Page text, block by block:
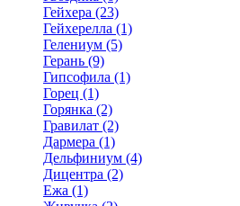
Гейхера (23)
Гейхерелла (1)
Гелениум (5)
Герань (9)
Гипсофила (1)
Горец (1)
Горянка (2)
Гравилат (2)
Дармера (1)
Дельфиниум (4)
Дицентра (2)
Ежа (1)